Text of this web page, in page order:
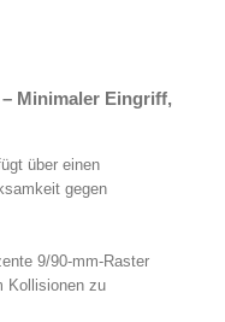
Minimaler Eingriff,
über einen
gegen
9/90-mm-Raster
Kollisionen zu